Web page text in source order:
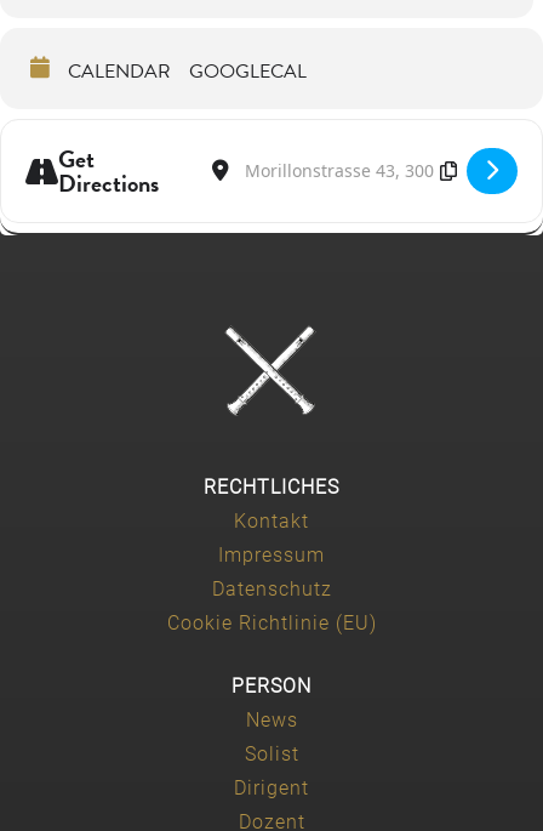
CALENDAR GOOGLECAL
Get
Directions
Address - La Ciaccona @ Villa Morillon
Destination Address - La Ciaccona @
RECHTLICHES
Kontakt
Impressum
Datenschutz
Cookie Richtlinie (EU)
PERSON
News
Solist
Dirigent
Dozent